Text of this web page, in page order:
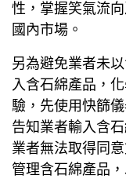
性，掌握笑氣流
國內市場。
另為避免業者未
入含石綿產品，
驗，先使用快篩
告知業者輸入含
業者無法取得同
管理含石綿產品